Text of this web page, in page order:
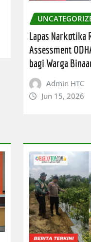
Lapas Narkotika
Assessment
bagi Warga
Admin HTC
Jun 15, 2026